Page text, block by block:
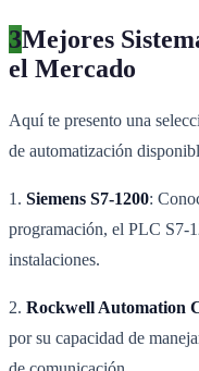
3Mejores
el Mercado
Aquí te presento una
de automatización
1. Siemens S7-1200:
programación, el PLC S7-
instalaciones.
2. Rockwell Automation
por su capacidad de